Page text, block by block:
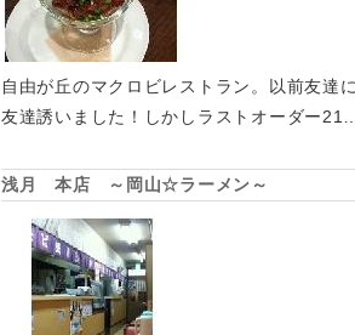
自由が丘のマクロビレストラン。以前友達
友達誘いました！しかしラストオーダー21…
浅月 本店 ～岡山☆ラーメン～